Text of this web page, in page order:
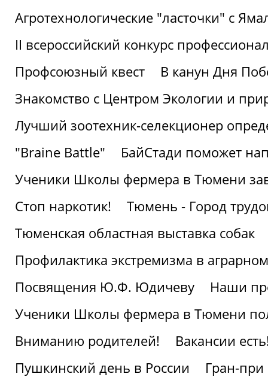
Агротехнологические "ласточки" с
II всероссийский конкурс
Профсоюзный квест
В канун Дня
Знакомство с Центром Экологии и
Лучший зоотехник-селекционер
"Braine Battle"
БайСтади поможет
Ученики Школы фермера в Тюмени
Стоп наркотик!
Тюмень - Город
Тюменская областная выставка собак
Профилактика экстремизма в аграрном
Посвящения Ю.Ф. Юдичеву
Наши
Ученики Школы фермера в Тюмени
Вниманию родителей!
Вакансии
Пушкинский день в России
Гран-